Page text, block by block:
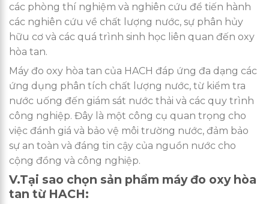
các phòng thí nghiệm và nghiên cứu để tiến hành
các nghiên cứu về chất lượng nước, sự phân hủy
hữu cơ và các quá trình sinh học liên quan đến oxy
hòa tan.
Máy đo oxy hòa tan của HACH đáp ứng đa dạng các
ứng dụng phân tích chất lượng nước, từ kiểm tra
nước uống đến giám sát nước thải và các quy trình
công nghiệp. Đây là một công cụ quan trọng cho
việc đánh giá và bảo vệ môi trường nước, đảm bảo
sự an toàn và đáng tin cậy của nguồn nước cho
cộng đồng và công nghiệp.
V.Tại sao chọn sản phẩm máy đo oxy hòa
tan từ HACH: